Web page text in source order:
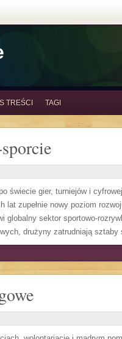
TREŚCI TAGI
świecie gier, turniejów i
zupełnie nowy poziom
globalny sektor sportowo-
drużyny zatrudniają sztaby